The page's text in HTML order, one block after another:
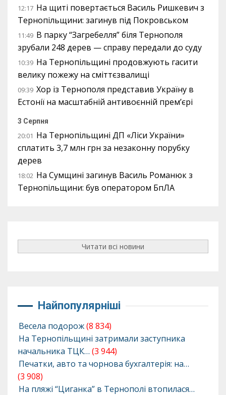
12:17 На щиті повертається Василь Ришкевич з
Тернопільщини: загинув під Покровськом
11:49 В парку “Загребелля” біля Тернополя
зрубали 248 дерев — справу передали до суду
10:39 На Тернопільщині продовжують гасити
велику пожежу на сміттєзвалищі
09:39 Хор із Тернополя представив Україну в
Естонії на масштабній антивоєнній прем’єрі
3 Серпня
20:01 На Тернопільщині ДП «Ліси України»
сплатить 3,7 млн грн за незаконну порубку
дерев
18:02 На Сумщині загинув Василь Романюк з
Тернопільщини: був оператором БпЛА
Читати всі новини
Найпопулярніші
Весела подорож(8 834)
На Тернопільщині затримали заступника
начальника ТЦК… (3 944)
Печатки, авто та чорнова бухгалтерія: на…
(3 908)
На пляжі “Циганка” в Тернополі втопилася…